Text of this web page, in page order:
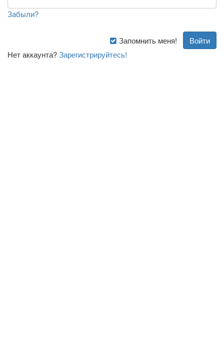
Забыли?
Запомнить меня!
Нет аккаунта?Зарегистрируйтесь!